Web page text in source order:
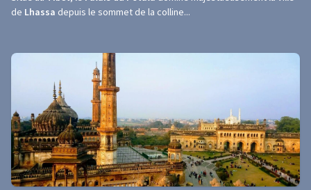
de Lhassa depuis le sommet de la colline...